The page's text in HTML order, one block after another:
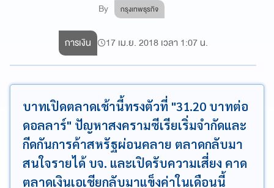
By กรุงเทพธุรกิจ
การเงิน 17 เม.ย. 2018 เวลา 1:07 น.
บาทเปิดตลาดเช้านี้ทรงตัวที่ "31.20 บาทต่อ
ดอลลาร์" ปัญหาสงครามซีเรียเริ่มจำกัดและ
กีดกันการค้าสหรัฐผ่อนคลาย ตลาดกลับมา
สนใจรายได้ บจ. และเปิดรับความเสี่ยง คาด
ตลาดเงินเอเชียกลับมาแข็งค่าในเดือนนี้